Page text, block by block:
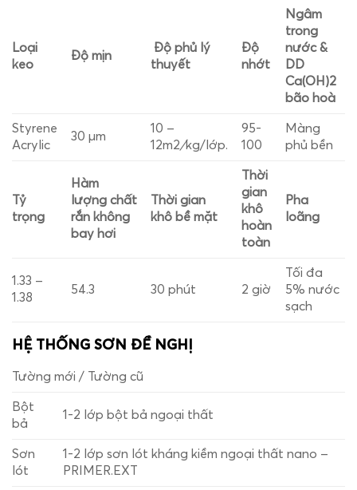
Loại
keo
Độ mịn
Độ phủ lý
thuyết
Độ
nhớt
Ngâm
trong
nước &
DD
Ca(OH)2
bão hoà
Styrene
Acrylic
30 µm
10 –
12m2/kg/lớp.
95-
100
Màng
phủ bền
Tỷ
trọng
Hàm
lượng chất
rắn không
bay hơi
Thời gian
khô bề mặt
Thời
gian
khô
hoàn
toàn
Pha
loãng
1.33 –
1.38
54.3 30 phút 2 giờ
Tối đa
5% nước
sạch
HỆ THỐNG SƠN ĐỀ NGHỊ
Tường mới / Tường cũ
Bột
bả
1-2 lớp bột bả ngoại thất
Sơn
lót
1-2 lớp sơn lót kháng kiềm ngoại thất nano –
PRIMER.EXT